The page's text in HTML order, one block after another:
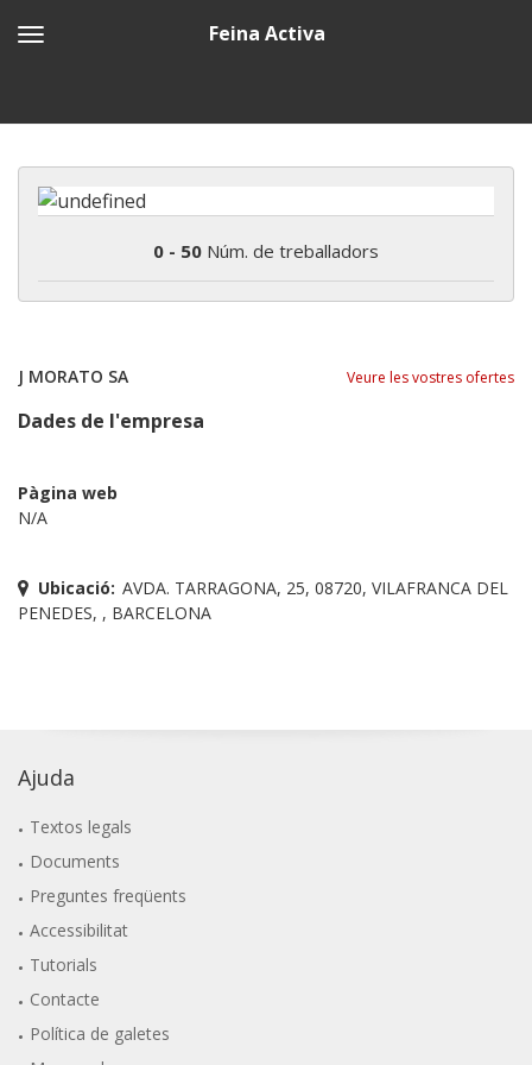
Feina Activa
0 - 50 Núm. de treballadors
J MORATO SA Veure les vostres ofertes
Dades de l'empresa
Pàgina web
N/A
Ubicació: AVDA. TARRAGONA, 25, 08720, VILAFRANCA DEL
PENEDES, , BARCELONA
Ajuda
Textos legals
Documents
Preguntes freqüents
Accessibilitat
Tutorials
Contacte
Política de galetes